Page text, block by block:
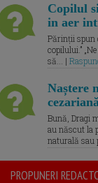
Copilul
in aer
Părinții spun
copilului.”
să... |
Naștere
cezariană
Bună, Dragi
au născut la
naturală sau
PROPUNERI